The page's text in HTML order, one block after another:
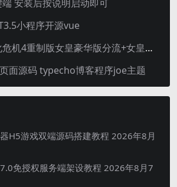
安装后按说明启动即可
小程序开源vue
云盘下载生化危机4重制版女皇豪华版分流+女皇学习补丁+修改器 解压即玩【阿里云盘】
面源码 typecho博客程序joe主题
H5游戏双端源码搭建教程 2026年8月
免授权服务端架设教程 2026年8月7